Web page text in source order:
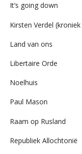
It’s going down
Kirsten Verdel
Land van ons
Libertaire Orde
Noelhuis
Paul Mason
Raam op Rusland
Republiek Allochtonië